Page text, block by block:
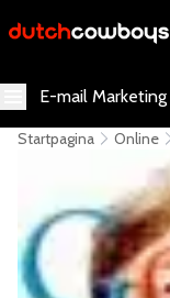
E-mail Marketing
Startpagina Online